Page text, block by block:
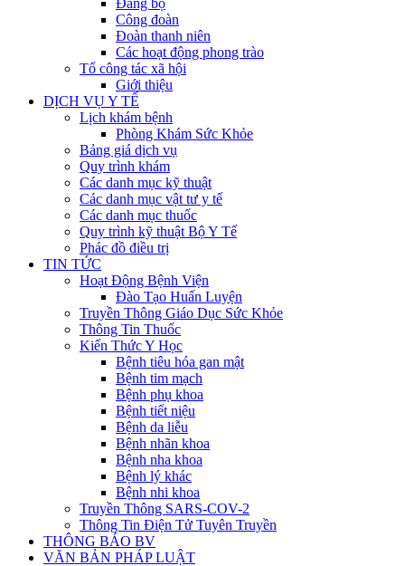
Đảng bộ
Công đoàn
Đoàn thanh niên
Các hoạt động phong trào
Tổ công tác xã hội
Giới thiệu
DỊCH VỤ Y TẾ
Lịch khám bệnh
Phòng Khám Sức Khỏe
Bảng giá dịch vụ
Quy trình khám
Các danh mục kỹ thuật
Các danh mục vật tư y tế
Các danh mục thuốc
Quy trình kỹ thuật Bộ Y Tế
Phác đồ điều trị
TIN TỨC
Hoạt Động Bệnh Viện
Đào Tạo Huấn Luyện
Truyền Thông Giáo Dục Sức Khỏe
Thông Tin Thuốc
Kiến Thức Y Học
Bệnh tiêu hóa gan mật
Bệnh tim mạch
Bệnh phụ khoa
Bệnh tiết niệu
Bệnh da liễu
Bệnh nhãn khoa
Bệnh nha khoa
Bệnh lý khác
Bệnh nhi khoa
Truyền Thông SARS-COV-2
Thông Tin Điện Tử Tuyên Truyền
THÔNG BÁO BV
VĂN BẢN PHÁP LUẬT